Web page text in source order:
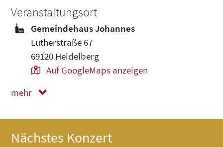
Veranstaltungsort
Gemeindehaus Johannes
Lutherstraße 67
69120 Heidelberg
Auf GoogleMaps anzeigen
mehr
Nächstes Konzert